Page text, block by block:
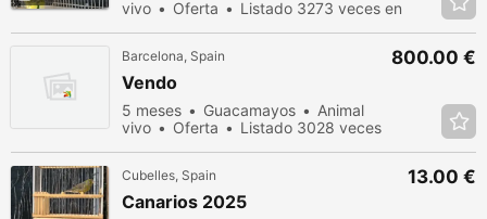
vivo
Oferta
Listado 3273 veces en
Barcelona, Spain
Vendo
5 meses Guacamayos
Animal
vivo
Oferta
Listado 3028 veces
800.00 €
Cubelles, Spain
Canarios 2025
13.00 €